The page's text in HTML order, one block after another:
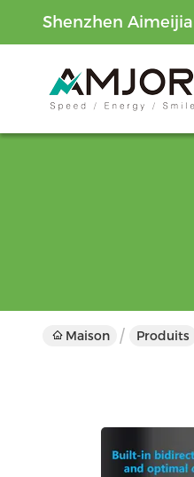
Shenzhen
Maison Produits